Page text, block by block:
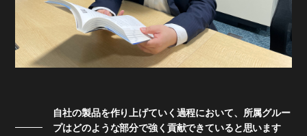
自社の製品を作り上げていく過程において、所属グルー
プはどのような部分で強く貢献できていると思います